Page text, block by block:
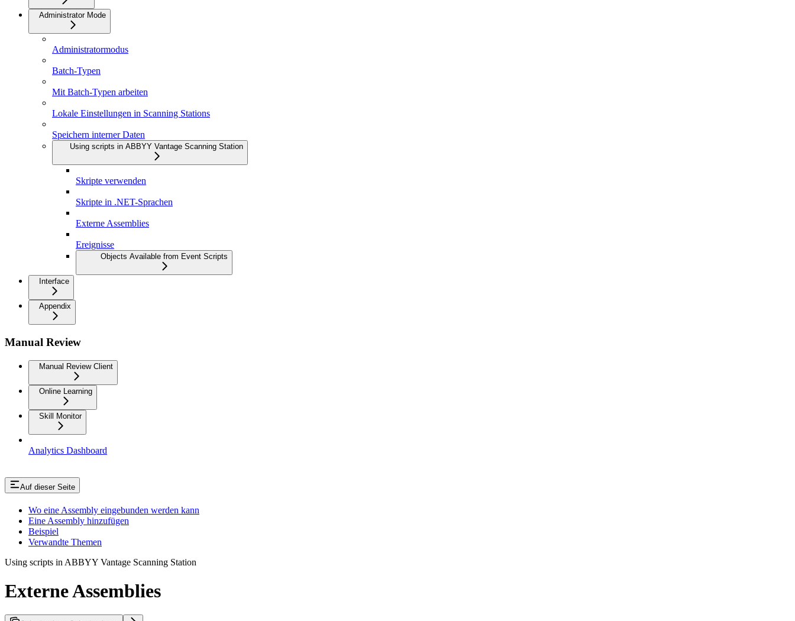
Administrator Mode
Administratormodus
Batch-Typen
Mit Batch-Typen arbeiten
Lokale Einstellungen in Scanning Stations
Speichern interner Daten
Using scripts in ABBYY Vantage Scanning Station
Skripte verwenden
Skripte in .NET-Sprachen
Externe Assemblies
Ereignisse
Objects Available from Event Scripts
Interface
Appendix
Manual Review
Manual Review Client
Online Learning
Skill Monitor
Analytics Dashboard
Auf dieser Seite
Wo eine Assembly eingebunden werden kann
Eine Assembly hinzufügen
Beispiel
Verwandte Themen
Using scripts in ABBYY Vantage Scanning Station
Externe Assemblies